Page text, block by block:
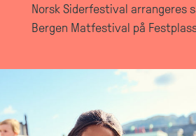
Norsk Siderfestival arrangeres
Bergen Matfestival på